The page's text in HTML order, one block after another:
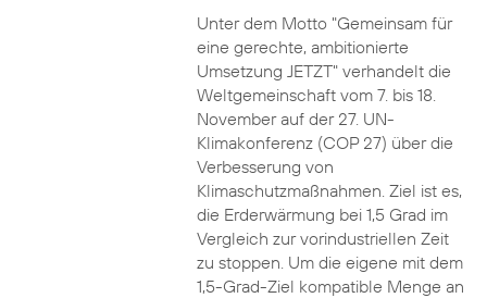
Unter dem Motto "Gemeinsam für
eine gerechte, ambitionierte
Umsetzung JETZT" verhandelt die
Weltgemeinschaft vom 7. bis 18.
November auf der 27. UN-
Klimakonferenz (COP 27) über die
Verbesserung von
Klimaschutzmaßnahmen. Ziel ist es,
die Erderwärmung bei 1,5 Grad im
Vergleich zur vorindustriellen Zeit
zu stoppen. Um die eigene mit dem
1,5-Grad-Ziel kompatible Menge an